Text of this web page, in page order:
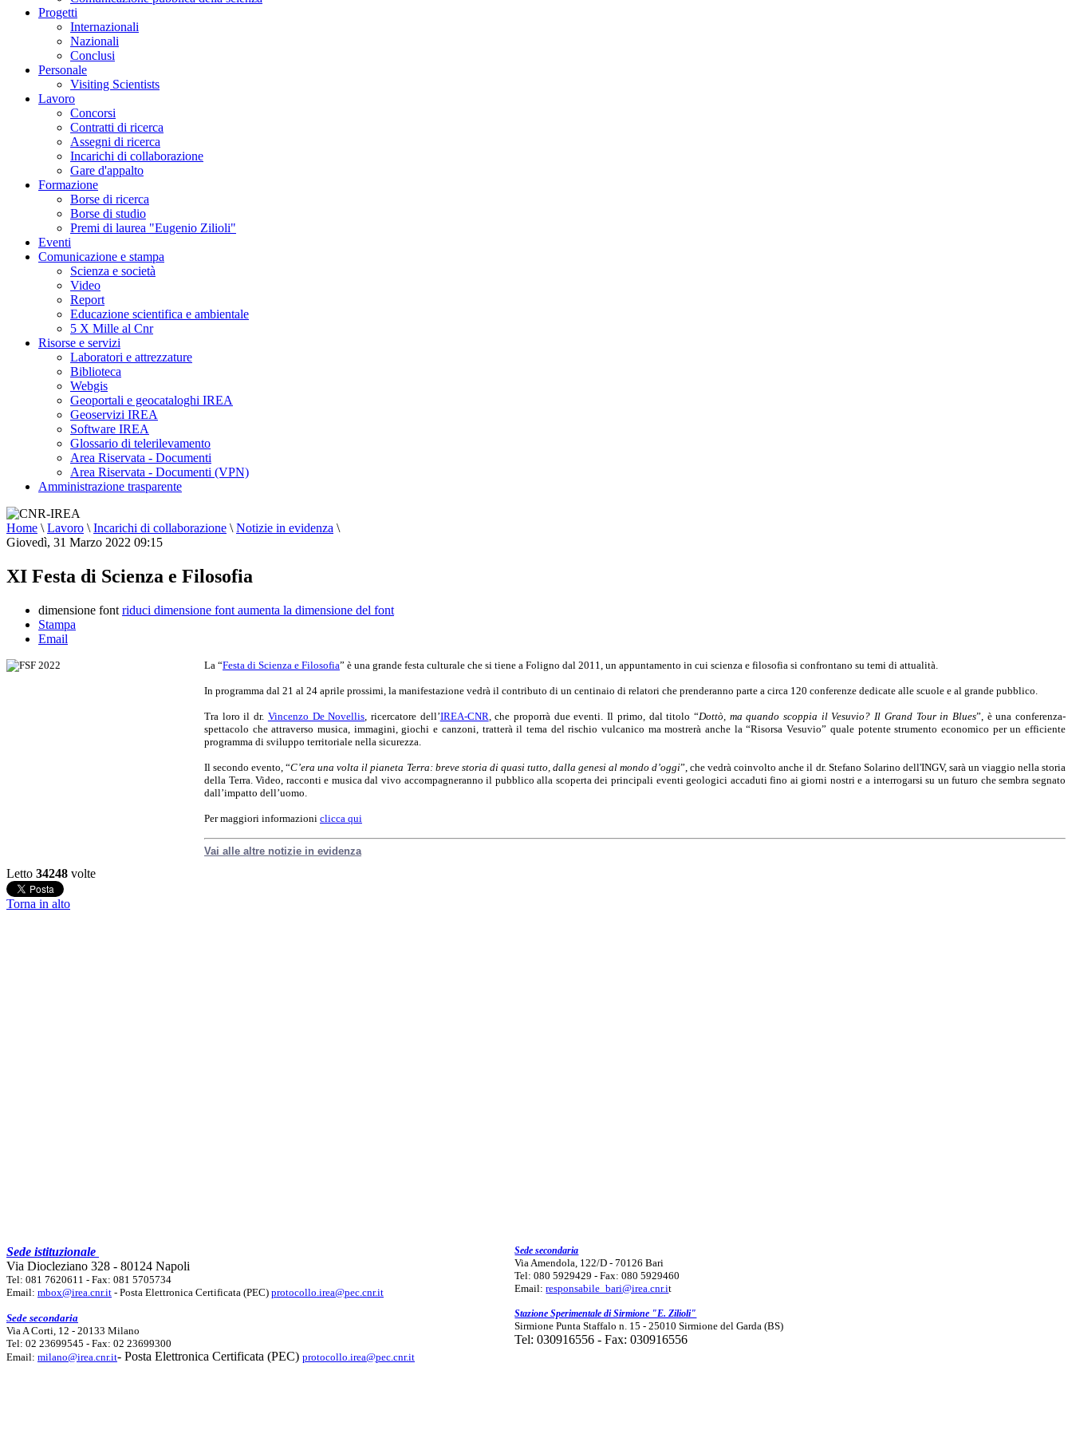
Progetti
Internazionali
Nazionali
Conclusi
Personale
Visiting Scientists
Lavoro
Concorsi
Contratti di ricerca
Assegni di ricerca
Incarichi di collaborazione
Gare d'appalto
Formazione
Borse di ricerca
Borse di studio
Premi di laurea "Eugenio Zilioli"
Eventi
Comunicazione e stampa
Scienza e società
Video
Report
Educazione scientifica e ambientale
5 X Mille al Cnr
Risorse e servizi
Laboratori e attrezzature
Biblioteca
Webgis
Geoportali e geocataloghi IREA
Geoservizi IREA
Software IREA
Glossario di telerilevamento
Area Riservata - Documenti
Area Riservata - Documenti (VPN)
Amministrazione trasparente
Home \ Lavoro \ Incarichi di collaborazione \ Notizie in evidenza \
Giovedì, 31 Marzo 2022 09:15
XI Festa di Scienza e Filosofia
dimensione font riduci dimensione font aumenta la dimensione del font
Stampa
Email
La “Festa di Scienza e Filosofia” è una grande festa culturale che si tiene a Foligno dal 2011, un appuntamento in cui scienza e filosofia si confrontano su temi di attualità.
In programma dal 21 al 24 aprile prossimi, la manifestazione vedrà il contributo di un centinaio di relatori che prenderanno parte a circa 120 conferenze dedicate alle scuole e al grande pubblico.
Tra loro il dr. Vincenzo De Novellis , ricercatore dell’IREA-CNR , che proporrà due eventi. Il primo, dal titolo “Dottò, ma quando scoppia il Vesuvio? Il Grand Tour in Blues”, è una conferenza-
spettacolo che attraverso musica, immagini, giochi e canzoni, tratterà il tema del rischio vulcanico ma mostrerà anche la “Risorsa Vesuvio” quale potente strumento economico per un efficiente
programma di sviluppo territoriale nella sicurezza.
Il secondo evento, “C’era una volta il pianeta Terra: breve storia di quasi tutto, dalla genesi al mondo d’oggi”, che vedrà coinvolto anche il dr. Stefano Solarino dell'INGV, sarà un viaggio nella storia
della Terra. Video, racconti e musica dal vivo accompagneranno il pubblico alla scoperta dei principali eventi geologici accaduti fino ai giorni nostri e a interrogarsi su un futuro che sembra segnato
dall’impatto dell’uomo.
Per maggiori informazioni clicca qui
Vai alle altre notizie in evidenza
Letto 34248 volte
Torna in alto
Sede istituzionale
Via Diocleziano 328 - 80124 Napoli
Tel: 081 7620611 - Fax: 081 5705734
Email: mbox@irea.cnr.it - Posta Elettronica Certificata (PEC) protocollo.irea@pec.cnr.it
Sede secondaria
Via A Corti, 12 - 20133 Milano
Tel: 02 23699545 - Fax: 02 23699300
Email: milano@irea.cnr.it- Posta Elettronica Certificata (PEC) protocollo.irea@pec.cnr.it
Sede secondaria
Via Amendola, 122/D - 70126 Bari
Tel: 080 5929429 - Fax: 080 5929460
Email:responsabile_bari@irea.cnr.it
Stazione Sperimentale di Sirmione "E. Zilioli"
Sirmione Punta Staffalo n. 15 - 25010 Sirmione del Garda (BS)
Tel: 030916556 - Fax: 030916556